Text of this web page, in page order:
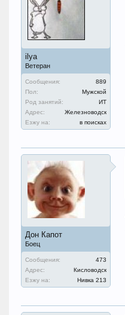
ilya
Ветеран
Сообщения:
889
Пол:
Мужской
Род занятий:
ИТ
Адрес:
Железноводск
Езжу на:
в поисках
Дон Капот
Боец
Сообщения:
473
Адрес:
Кисловодск
Езжу на:
Нивка 213